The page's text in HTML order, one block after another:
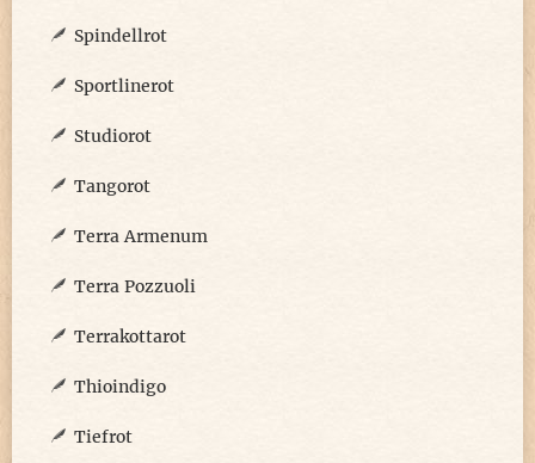
Spindellrot
Sportlinerot
Studiorot
Tangorot
Terra Armenum
Terra Pozzuoli
Terrakottarot
Thioindigo
Tiefrot